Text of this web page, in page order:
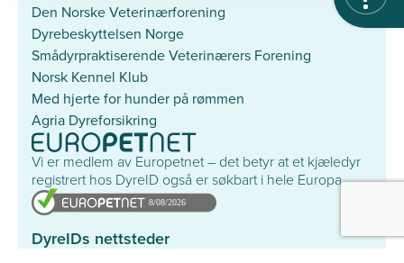
Den Norske Veterinærforening
Dyrebeskyttelsen Norge
Smådyrpraktiserende Veterinærers Forening
Norsk Kennel Klub
Med hjerte for hunder på rømmen
Agria Dyreforsikring
Vi er medlem av Europetnet – det betyr at et kjæledyr
registrert hos DyreID også er søkbart i hele Europa.
DyreIDs nettsteder